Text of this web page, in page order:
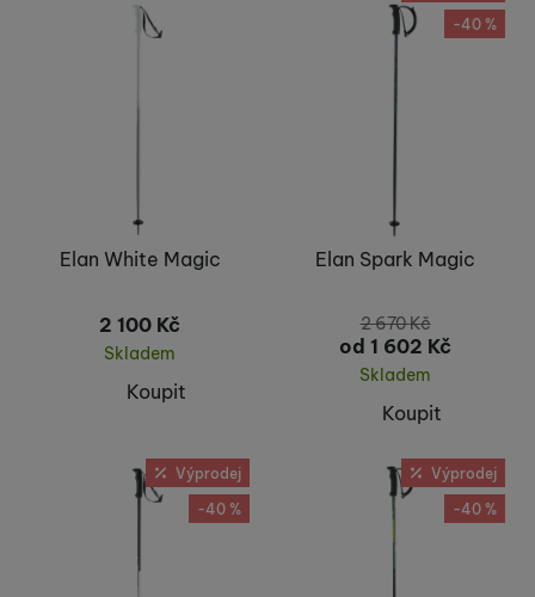
Elan White Magic
2 100 Kč
Skladem
Koupit
-40 %
Elan Spark Magic
2 670Kč
od 1 602 Kč
Skladem
Koupit
Výprodej
-40 %
Výprodej
-40 %